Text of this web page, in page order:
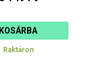
KOSÁRBA
Raktáron